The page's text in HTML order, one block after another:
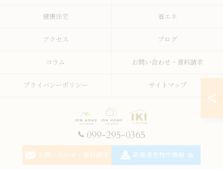
099-295-0365
お問い合わせ・資料請求 新築建売物件情報
健康住宅 省エネ
アクセス ブログ
コラム お問い合わせ・資料請求
プライバシーポリシー サイトマップ
© 2026 鹿児島の注文住宅なら株式会社イオン・ホーム ALL RIGHTS RESERVED.